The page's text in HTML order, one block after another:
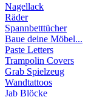
Nagellack
Räder
Spannbetttücher
Baue deine Möbel...
Paste Letters
Trampolin Covers
Grab Spielzeug
Wandtattoos
Jab Blöcke